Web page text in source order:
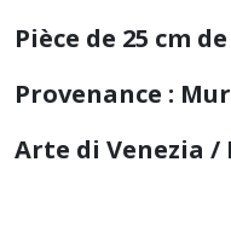
Pièce de 25 cm
Provenance :
Arte di Venezia /